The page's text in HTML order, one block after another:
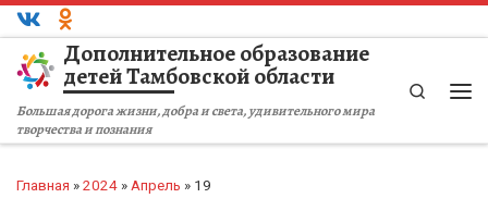
Перейти к содержимому
Дополнительное образование
детей Тамбовской области
Большая дорога жизни, добра и света, удивительного мира
творчества и познания
Search
Главная » 2024 » Апрель » 19